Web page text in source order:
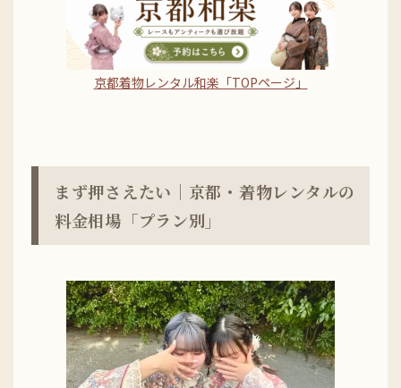
京都着物レンタル和楽「TOPページ」
まず押さえたい｜京都・着物レンタルの
料金相場「プラン別」